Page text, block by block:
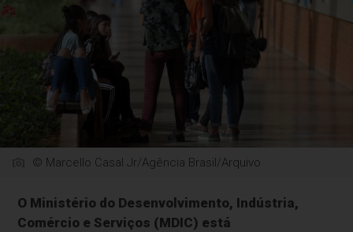
© Marcello Casal Jr/Agência Brasil/Arquivo
O Ministério do Desenvolvimento, Indústria,
Comércio e Serviços (MDIC) está